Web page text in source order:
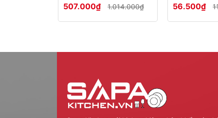
Khả năng chịu sốc nhiệt đến 135°C nên có
sinh thực phẩm
Các sản phẩm đều được gia nhiệt nhằm
Khả năng chịu nhiệtvà chịu va đập cao
507.000₫
1.014.000₫
56.500₫